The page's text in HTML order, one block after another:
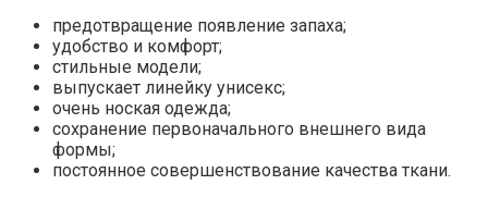
предотвращение появление запаха;
удобство и комфорт;
стильные модели;
выпускает линейку унисекс;
очень ноская одежда;
сохранение первоначального внешнего вида
формы;
постоянное совершенствование качества ткани.